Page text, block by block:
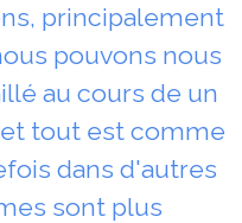
principalement
pouvons nous
au cours de un
tout est comme
dans d'autres
sont plus